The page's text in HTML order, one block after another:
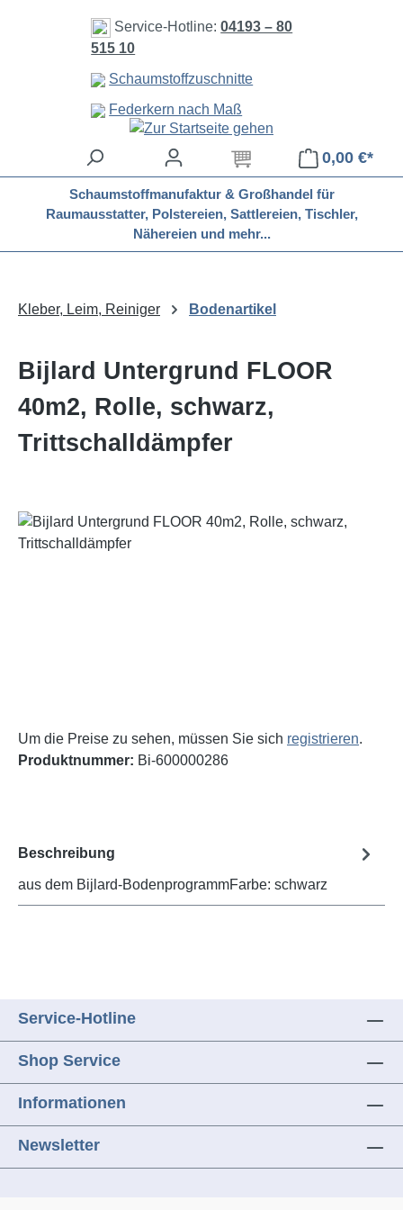
Zum Hauptinhalt springen
Service-Hotline:04193 – 80
515 10
Schaumstoffzuschnitte
Federkern nach Maß
0,00 €*
Schaumstoffmanufaktur & Großhandel für
Raumausstatter, Polstereien, Sattlereien, Tischler,
Nähereien und mehr...
Kleber, Leim, Reiniger Bodenartikel
Bijlard Untergrund FLOOR
40m2, Rolle, schwarz,
Trittschalldämpfer
Bildergalerie überspringen
Um die Preise zu sehen, müssen Sie sich registrieren.
Produktnummer: Bi-600000286
Beschreibung
aus dem Bijlard-BodenprogrammFarbe: schwarz
Service-Hotline
Shop Service
Informationen
Newsletter